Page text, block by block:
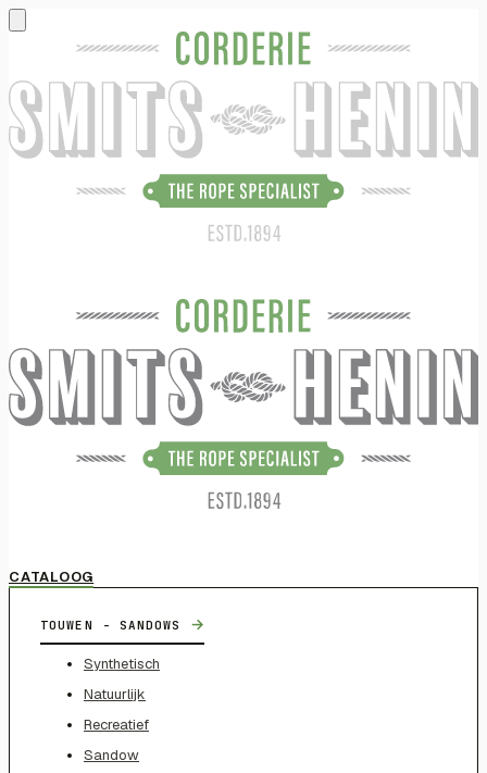
CATALOOG
TOUWEN - SANDOWS →
Synthetisch
Natuurlijk
Recreatief
Sandow